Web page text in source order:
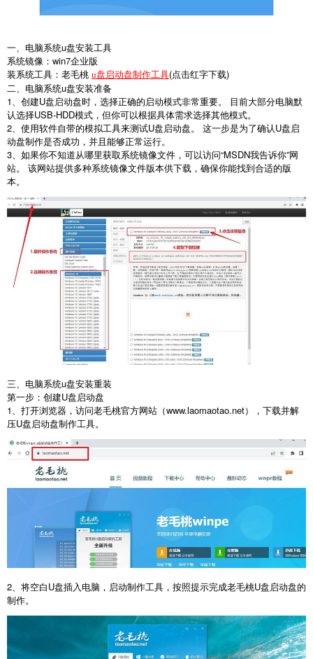
一、电脑系统u盘安装工具
系统镜像： win7企业版
装系统工具：老毛桃 u盘启动盘制作工具(点击红字下载)
二、电脑系统u盘安装准备
1、创建U盘启动盘时，选择正确的启动模式非常重要。 目前大部分电脑默
认选择USB-HDD模式，但你可以根据具体需求选择其他模式。
2、使用软件自带的模拟工具来测试U盘启动盘。 这一步是为了确认U盘启
动盘制作是否成功，并且能够正常运行。
3、如果你不知道从哪里获取系统镜像文件，可以访问“MSDN我告诉你”网
站。 该网站提供多种系统镜像文件版本供下载，确保你能找到合适的版
本。
三、电脑系统u盘安装重装
第一步：创建U盘启动盘
1
、打开浏览器，访问老毛桃官方网站（www.laomaotao.net），下载并解
压U盘启动盘制作工具。
2、将空白U盘插入电脑，启动制作工具，按照提示完成老毛桃U盘启动盘的
制作。